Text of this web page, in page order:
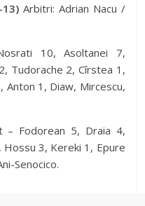
Arbitri: Adrian Nacu /
10, Asoltanei 7,
Tudorache 2, Cîrstea 1,
Anton 1, Diaw, Mircescu,
– Fodorean 5, Draia 4,
Hossu 3, Kereki 1, Epure
Senocico.